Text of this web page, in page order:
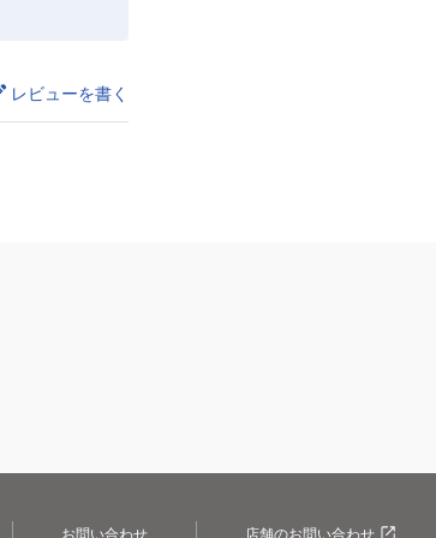
レビューを書く
お問い合わせ 店舗のお問い合わせ